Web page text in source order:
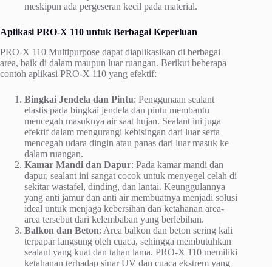
meskipun ada pergeseran kecil pada material.
Aplikasi PRO-X 110 untuk Berbagai Keperluan
PRO-X 110 Multipurpose dapat diaplikasikan di berbagai
area, baik di dalam maupun luar ruangan. Berikut beberapa
contoh aplikasi PRO-X 110 yang efektif:
Bingkai Jendela dan Pintu: Penggunaan sealant
elastis pada bingkai jendela dan pintu membantu
mencegah masuknya air saat hujan. Sealant ini juga
efektif dalam mengurangi kebisingan dari luar serta
mencegah udara dingin atau panas dari luar masuk ke
dalam ruangan.
Kamar Mandi dan Dapur: Pada kamar mandi dan
dapur, sealant ini sangat cocok untuk menyegel celah di
sekitar wastafel, dinding, dan lantai. Keunggulannya
yang anti jamur dan anti air membuatnya menjadi solusi
ideal untuk menjaga kebersihan dan ketahanan area-
area tersebut dari kelembaban yang berlebihan.
Balkon dan Beton: Area balkon dan beton sering kali
terpapar langsung oleh cuaca, sehingga membutuhkan
sealant yang kuat dan tahan lama. PRO-X 110 memiliki
ketahanan terhadap sinar UV dan cuaca ekstrem yang